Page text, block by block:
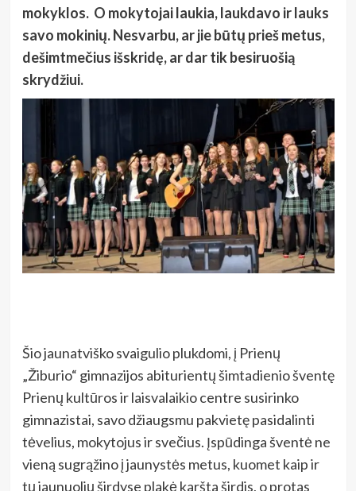
mokyklos. O mokytojai laukia, laukdavo ir lauks
savo mokinių. Nesvarbu, ar jie būtų prieš metus,
dešimtmečius išskridę, ar dar tik besiruošią
skrydžiui.
Šio jaunatviško svaigulio plukdomi, į Prienų
„Žiburio“ gimnazijos abiturientų šimtadienio šventę
Prienų kultūros ir laisvalaikio centre susirinko
gimnazistai, savo džiaugsmu pakvietę pasidalinti
tėvelius, mokytojus ir svečius. Įspūdinga šventė ne
vieną sugrąžino į jaunystės metus, kuomet kaip ir
tų jaunuolių širdyse plakė karšta širdis, o protas